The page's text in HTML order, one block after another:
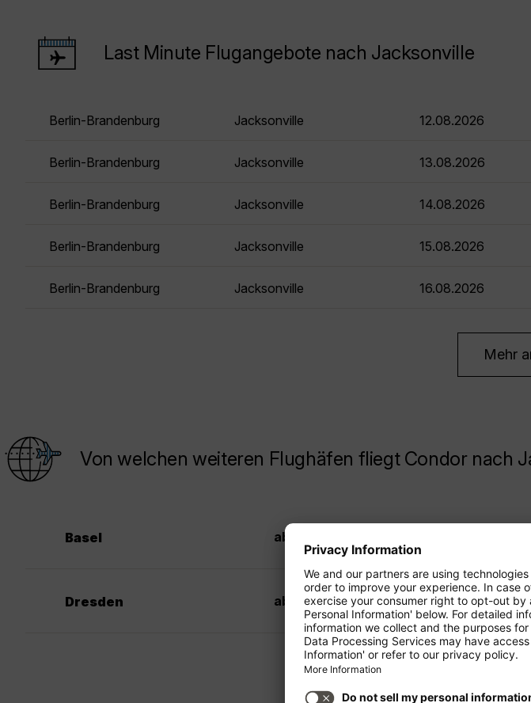
Last Minute Flugangebote nach Jacksonville
Berlin-Brandenburg Jacksonville 12.08.2026
Berlin-Brandenburg Jacksonville 13.08.2026
Berlin-Brandenburg Jacksonville 14.08.2026
Berlin-Brandenburg Jacksonville 15.08.2026
Berlin-Brandenburg Jacksonville 16.08.2026
Mehr
Von welchen weiteren Flughäfen fliegt Condor nach
Basel ab € 360.
Dresden ab € 445.
99*
Mehr